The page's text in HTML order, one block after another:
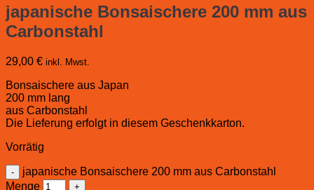
japanische Bonsaischere 200 mm aus
Carbonstahl
29,00 € inkl. Mwst.
Bonsaischere aus Japan
200 mm lang
aus Carbonstahl
Die Lieferung erfolgt in diesem Geschenkkarton.
Vorrätig
japanische Bonsaischere 200 mm aus Carbonstahl
Menge